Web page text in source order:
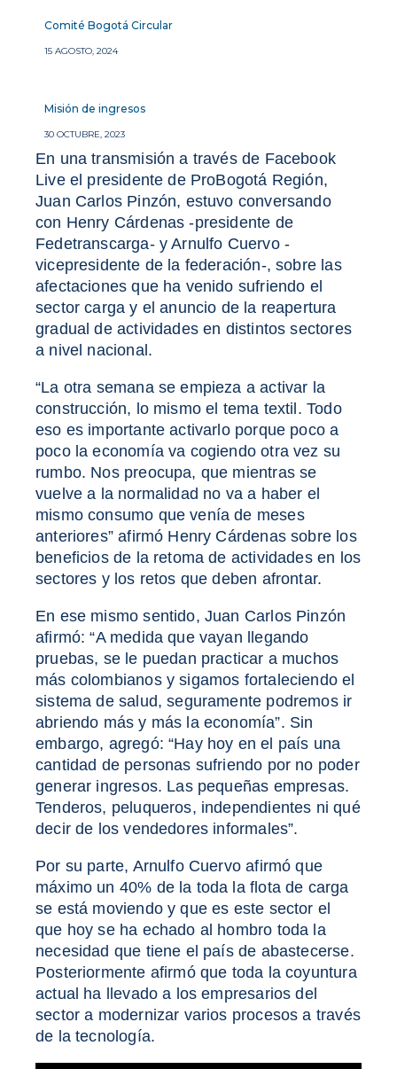
Comité Bogotá Circular
15 AGOSTO, 2024
Misión de ingresos
30 OCTUBRE, 2023
En una transmisión a través de Facebook
Live el presidente de ProBogotá Región,
Juan Carlos Pinzón, estuvo conversando
con Henry Cárdenas -presidente de
Fedetranscarga- y Arnulfo Cuervo -
vicepresidente de la federación-, sobre las
afectaciones que ha venido sufriendo el
sector carga y el anuncio de la reapertura
gradual de actividades en distintos sectores
a nivel nacional.
“La otra semana se empieza a activar la
construcción, lo mismo el tema textil. Todo
eso es importante activarlo porque poco a
poco la economía va cogiendo otra vez su
rumbo. Nos preocupa, que mientras se
vuelve a la normalidad no va a haber el
mismo consumo que venía de meses
anteriores” afirmó Henry Cárdenas sobre los
beneficios de la retoma de actividades en los
sectores y los retos que deben afrontar.
En ese mismo sentido, Juan Carlos Pinzón
afirmó: “A medida que vayan llegando
pruebas, se le puedan practicar a muchos
más colombianos y sigamos fortaleciendo el
sistema de salud, seguramente podremos ir
abriendo más y más la economía”. Sin
embargo, agregó: “Hay hoy en el país una
cantidad de personas sufriendo por no poder
generar ingresos. Las pequeñas empresas.
Tenderos, peluqueros, independientes ni qué
decir de los vendedores informales”.
Por su parte, Arnulfo Cuervo afirmó que
máximo un 40% de la toda la flota de carga
se está moviendo y que es este sector el
que hoy se ha echado al hombro toda la
necesidad que tiene el país de abastecerse.
Posteriormente afirmó que toda la coyuntura
actual ha llevado a los empresarios del
sector a modernizar varios procesos a través
de la tecnología.